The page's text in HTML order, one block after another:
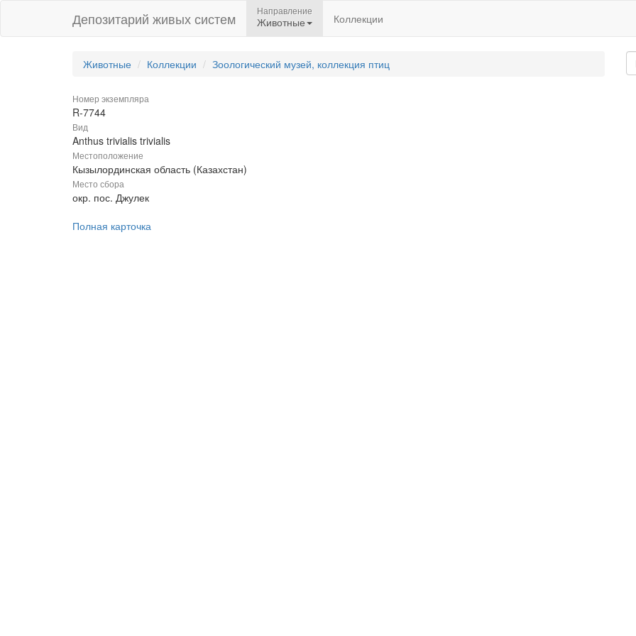
Депозитарий живых систем Направление
Животные Коллекции
Животные Коллекции Зоологический музей, коллекция птиц
Номер экземпляра
R-7744
Вид
Anthus trivialis trivialis
Местоположение
Кызылординская область (Казахстан)
Место сбора
окр. пос. Джулек
Полная карточка